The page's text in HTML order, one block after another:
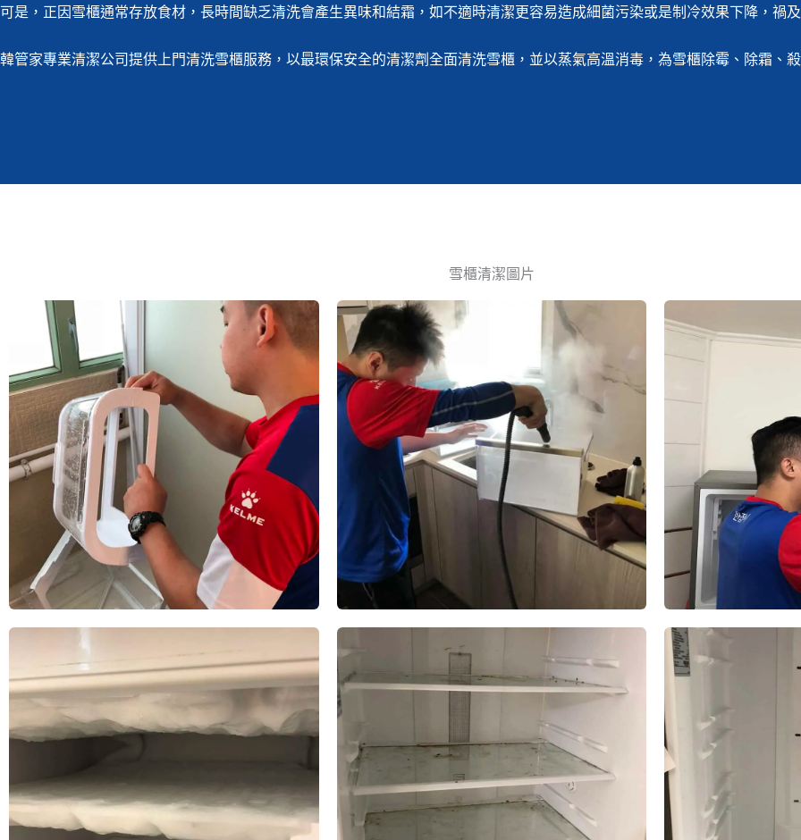
可是，正因雪櫃通常存放食材，長時間缺乏清洗會產生異味和結霜，如不適時清潔更容易造成細菌污染或是制冷效果下降，禍
韓管家專業清潔公司提供上門清洗雪櫃服務，以最環保安全的清潔劑全面清洗雪櫃，並以蒸氣高溫消毒，為雪櫃除霉、除霜、
雪櫃清潔​圖片